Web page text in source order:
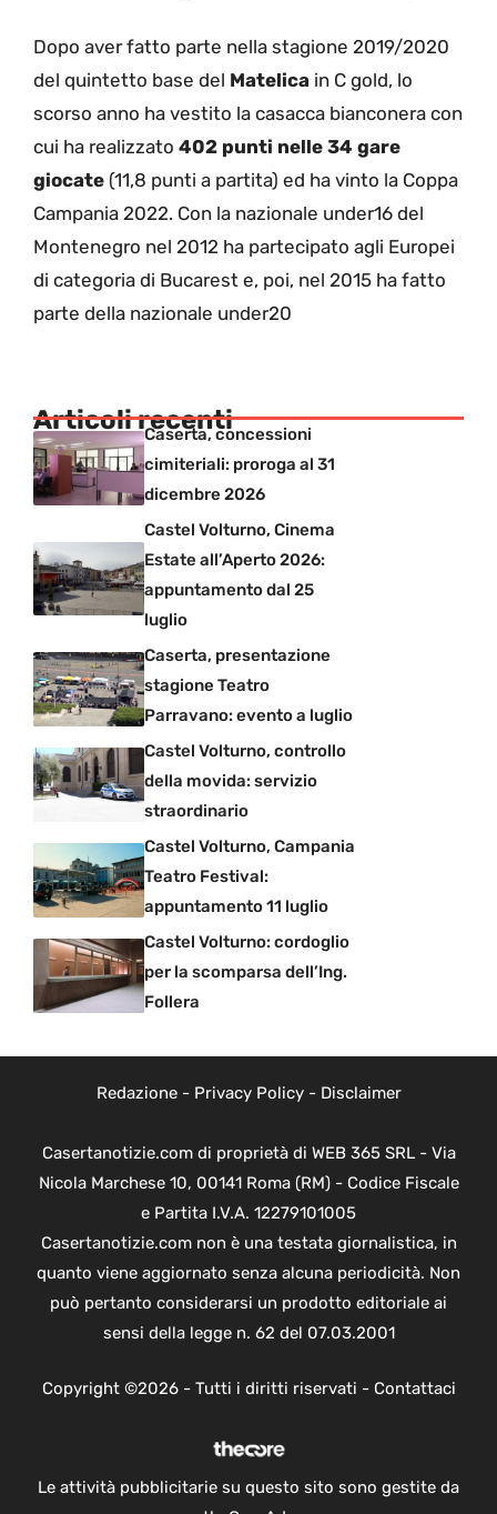
Dopo aver fatto parte nella stagione 2019/2020
del quintetto base del Matelica in C gold, lo
scorso anno ha vestito la casacca bianconera con
cui ha realizzato 402 punti nelle 34 gare
giocate (11,8 punti a partita) ed ha vinto la Coppa
Campania 2022. Con la nazionale under16 del
Montenegro nel 2012 ha partecipato agli Europei
di categoria di Bucarest e, poi, nel 2015 ha fatto
parte della nazionale under20
Articoli recenti
Caserta, concessioni
cimiteriali: proroga al 31
dicembre 2026
Castel Volturno, Cinema
Estate all’Aperto 2026:
appuntamento dal 25
luglio
Caserta, presentazione
stagione Teatro
Parravano: evento a luglio
Castel Volturno, controllo
della movida: servizio
straordinario
Castel Volturno, Campania
Teatro Festival:
appuntamento 11 luglio
Castel Volturno: cordoglio
per la scomparsa dell’Ing.
Follera
Redazione- Privacy Policy- Disclaimer
Casertanotizie.com di proprietà di WEB 365 SRL - Via
Nicola Marchese 10, 00141 Roma (RM) - Codice Fiscale
e Partita I.V.A. 12279101005
Casertanotizie.com non è una testata giornalistica, in
quanto viene aggiornato senza alcuna periodicità. Non
può pertanto considerarsi un prodotto editoriale ai
sensi della legge n. 62 del 07.03.2001
Copyright ©2026 - Tutti i diritti riservati - Contattaci
Le attività pubblicitarie su questo sito sono gestite da